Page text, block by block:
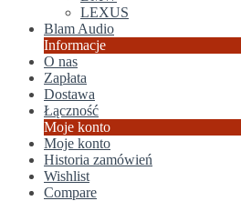
LEXUS
Blam Audio
Informacje
O nas
Zapłata
Dostawa
Łączność
Moje konto
Moje konto
Historia zamówień
Wishlist
Compare